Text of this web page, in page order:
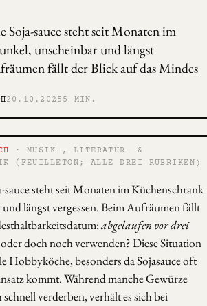
Soja-sauce steht seit Monaten im
unscheinbar und längst
fällt der Blick auf das Mindes
20.10.2025 5 MIN.
· MUSIK-, LITERATUR- &
(FEUILLETON; ALLE DREI RUBRIKEN)
sauce steht seit Monaten im Küchenschrank
längst vergessen. Beim Aufräumen fällt
abgelaufen vor drei
doch noch verwenden? Diese Situation
Hobbyköche, besonders da Sojasauce oft
kommt. Während manche Gewürze
verderben, verhält es sich bei